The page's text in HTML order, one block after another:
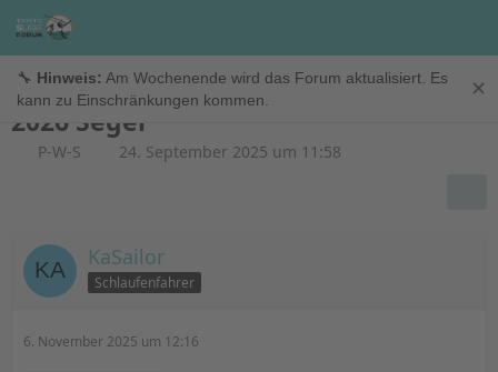
🔧 Hinweis: Am Wochenende wird das Forum aktualisiert. Es
kann zu Einschränkungen kommen.
✕
Riggs
2026 Segel
P-W-S 24. September 2025 um 11:58
KaSailor
Schlaufenfahrer
6. November 2025 um 12:16